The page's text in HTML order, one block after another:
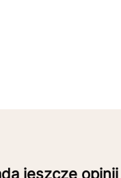
jeszcze opinii